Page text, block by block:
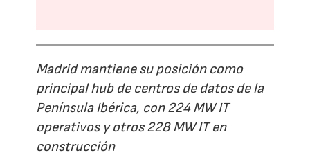
Madrid mantiene su posición como
principal hub de centros de datos de la
Península Ibérica, con 224 MW IT
operativos y otros 228 MW IT en
construcción